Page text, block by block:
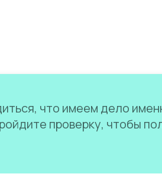
что имеем дело
проверку, чтобы